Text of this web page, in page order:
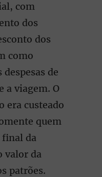
com
dos
dos
como
de
a viagem. O
era custeado
quem
final da
valor da
patrões.